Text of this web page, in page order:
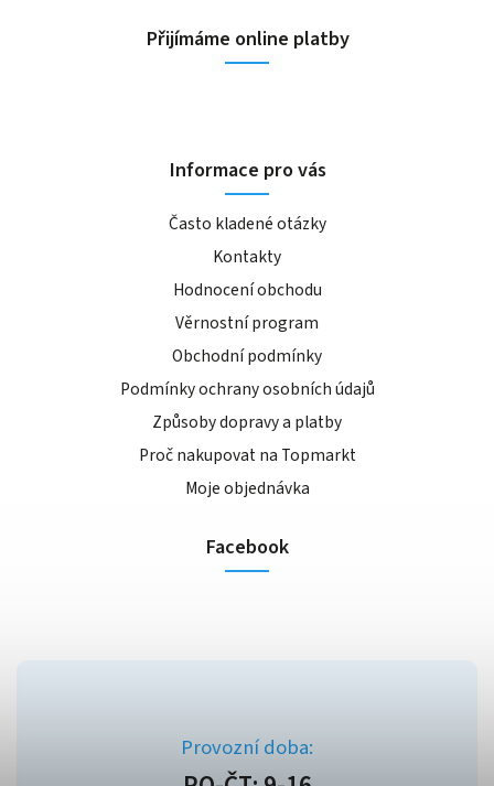
Přijímáme online platby
Informace pro vás
Často kladené otázky
Kontakty
Hodnocení obchodu
Věrnostní program
Obchodní podmínky
Podmínky ochrany osobních údajů
Způsoby dopravy a platby
Proč nakupovat na Topmarkt
Moje objednávka
Facebook